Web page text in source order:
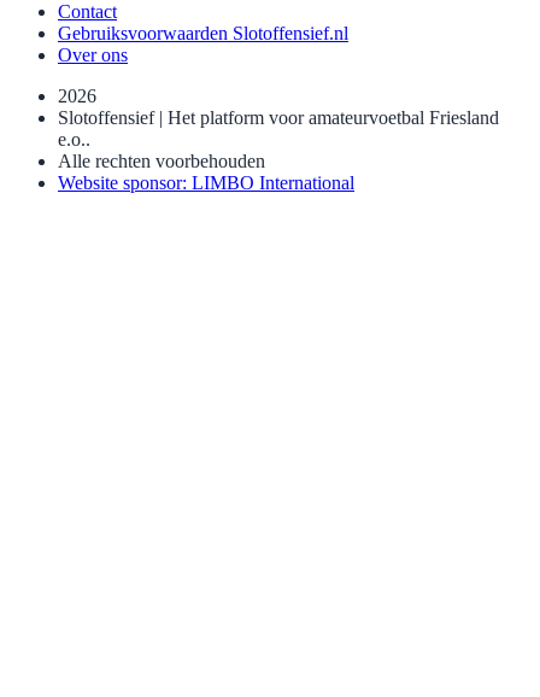
Contact
Gebruiksvoorwaarden Slotoffensief.nl
Over ons
2026
Slotoffensief | Het platform voor amateurvoetbal Friesland
e.o..
Alle rechten voorbehouden
Website sponsor: LIMBO International